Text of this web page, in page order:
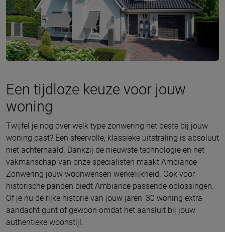
Een tijdloze keuze voor jouw
woning
Twijfel je nog over welk type zonwering het beste bij jouw
woning past? Een sfeervolle, klassieke uitstraling is absoluut
niet achterhaald. Dankzij de nieuwste technologie en het
vakmanschap van onze specialisten maakt Ambiance
Zonwering jouw woonwensen werkelijkheid. Ook voor
historische panden biedt Ambiance passende oplossingen.
Of je nu de rijke historie van jouw jaren ’30 woning extra
aandacht gunt of gewoon omdat het aansluit bij jouw
authentieke woonstijl.